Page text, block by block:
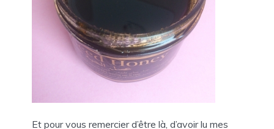
Et pour vous remercier d’être là, d’avoir lu mes